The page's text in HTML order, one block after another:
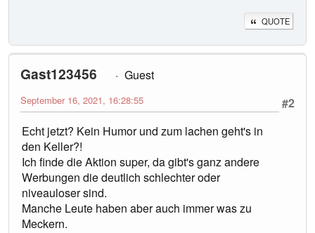
QUOTE
Gast123456
Guest
#2
September 16, 2021, 16:28:55
Echt jetzt? Kein Humor und zum lachen geht's in
den Keller?!
Ich finde die Aktion super, da gibt's ganz andere
Werbungen die deutlich schlechter oder
niveauloser sind.
Manche Leute haben aber auch immer was zu
Meckern.